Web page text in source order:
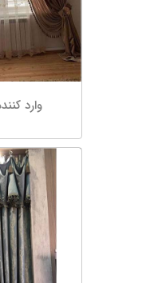
وارد